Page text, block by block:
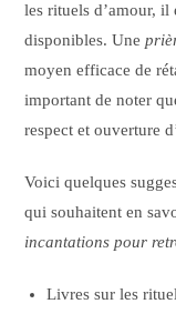
les rituels d’amour, il
disponibles. Une
moyen efficace de
important de noter
respect et ouverture
Voici quelques
qui souhaitent en
incantations pour
Livres sur les